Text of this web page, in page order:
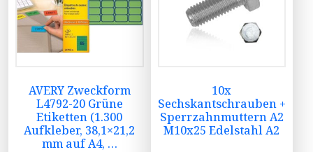
AVERY Zweckform
L4792-20 Grüne
Etiketten (1.300
Aufkleber, 38,1×21,2
mm auf A4, …
10x
Sechskantschrauben +
Sperrzahnmuttern A2
M10x25 Edelstahl A2